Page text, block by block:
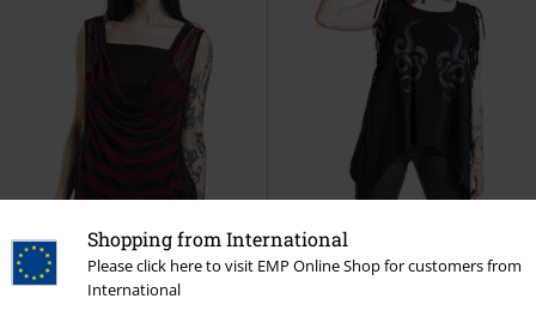
Shopping from International
Please click here to visit EMP Online Shop for customers from
International